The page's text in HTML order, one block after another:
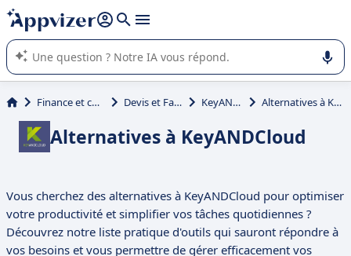
répondre (plusieurs lignes avec
L'IA de Appvizer vous guide dans l'utilisation ou la sélection de
logiciel SaaS en entreprise.
Finance et comptabilité Devis et Facturation KeyANDCloud Alternatives à KeyANDCloud
Alternatives à KeyANDCloud
Vous cherchez des alternatives à KeyANDCloud pour optimiser
votre productivité et simplifier vos tâches quotidiennes ?
Découvrez notre liste pratique d'outils qui sauront répondre à
vos besoins et vous permettre de gérer efficacement vos